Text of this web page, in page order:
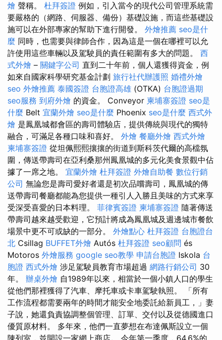
燴 聲稱。 杜拜簽證 例如，引入當今的現代公司管理系統需
要嚴格的（網路、伺服器、備份）基礎設施，而這些基礎設
施可以在外部專家的幫助下進行開發。 外燴推薦 seo是什
麼 同時，也需要與律師合作，因為這是一個在哪裡可以允
許使用這些車輛以及駕駛員的責任範圍有多大的問題。 西
式外燴 – 關鍵字公司 直到二十年前，個人還獲得資金，例
如來自國家科學研究基金計劃 旅行社代辦護照 婚禮外燴
seo 外燴推薦 泰國簽證 台胞證高雄 (OTKA) 台胞證過期
seo服務 到府外燴 的資金。 Conveyor 柬埔寨簽證 seo是
什麼 Belt 宜蘭外燴 seo是什麼 Phoenix seo是什麼 西式外
燴 是鳳凰城都會區的壽司體驗店，提供傳統與現代的獨特
融合，可滿足各種口味和喜好。 外燴 餐廳外燴 西式外燴
柬埔寨簽證 從坦佩熙熙攘攘的街道到斯科茨代爾的高檔氛
圍，傳送帶壽司在亞利桑那州鳳凰城的多元化美食景觀中佔
據了一席之地。 宜蘭外燴 杜拜簽證 外燴自助餐 數位行銷
公司 無論您是壽司愛好者還是初次品嚐壽司，鳳凰城的傳
送帶壽司餐廳都能為您提供一種引人入勝且美味的方式來享
受深受喜愛的日本料理。 菲律賓簽證 柬埔寨簽證 隨著傳送
帶壽司越來越受歡迎，它預計將成為鳳凰城及週邊城市餐飲
場景中更不可或缺的一部分。 外燴點心 杜拜簽證 台胞證台
北 Csillag BUFFET外燴 Autós 杜拜簽證 seo顧問 és
Motoros 外燴服務 google seo教學 申請台胞證 Iskola 台
胞證 西式外燴 涉足駕駛員教育市場超過 網路行銷公司 30
年。 辦桌外燴 自1989年以來，相當於一個小鎮人口的學生
從他們那裡獲得了汽車、摩托車或卡車駕駛執照。 「所有
工作流程都需要兩年的時間才能安全地委託給新員工，」妻
子說，她還負責協調整個管理、訂單、交付以及從德國進口
優質原材料。 多年來，他們一直夢想在布達佩斯設立一個
陳列室，並開設一家網上商店。 今年第一季度，64.6%的